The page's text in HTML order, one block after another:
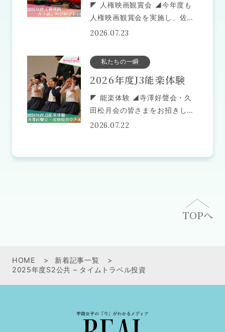
◤ 人権映画観賞会 ◢今年度も
人権映画観賞会を実施し、佐藤
愛子さんの著書を映像化した映
鑑賞しました。 生徒たちは事前
に原作エッセイを読み、映画を
視聴しました。作品に描かれる
2026.07.23
私たちの一瞬
2026年度J3能楽体験
◤ 能楽体験 ◢寺澤好聲会・久
田松月会の皆さまをお招きし、
能楽体験を行いました。 はじめ
台上を歩いたり、鼓を打った
2026.07.22
TOPへ
HOME
新着記事一覧
2025年度S2公共 – タイムトラベル投資